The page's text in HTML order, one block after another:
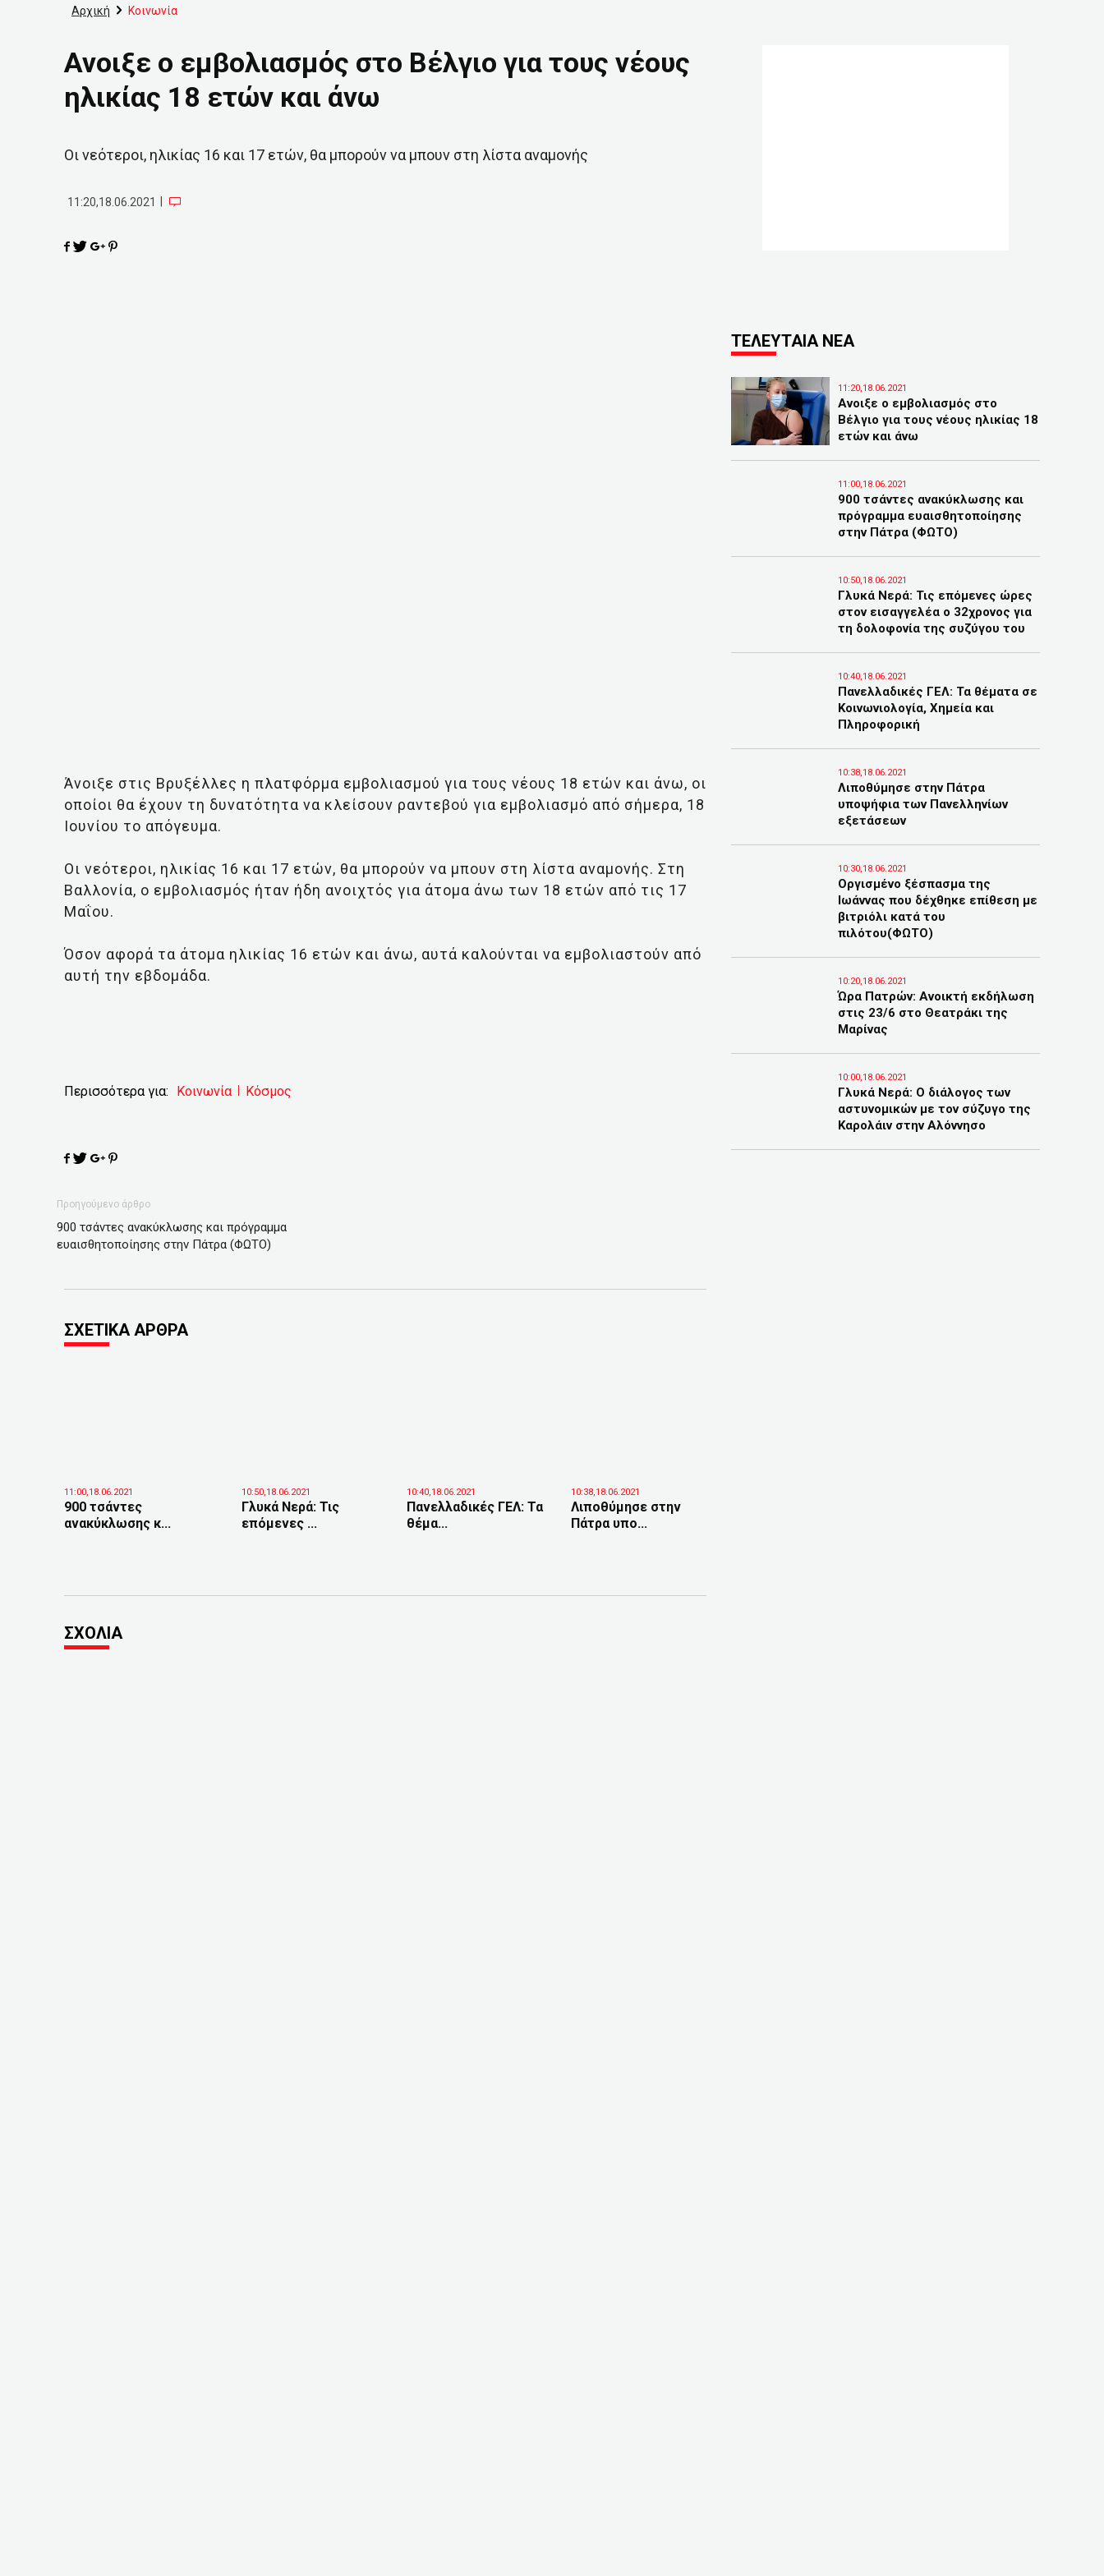
Αρχική Κοινωνία
Ανοιξε ο εμβολιασμός στο Βέλγιο για τους νέους
ηλικίας 18 ετών και άνω
Οι νεότεροι, ηλικίας 16 και 17 ετών, θα μπορούν να μπουν στη λίστα αναμονής
11:20,18.06.2021
Άνοιξε στις Βρυξέλλες η πλατφόρμα εμβολιασμού για τους νέους 18 ετών και άνω, οι
οποίοι θα έχουν τη δυνατότητα να κλείσουν ραντεβού για εμβολιασμό από σήμερα, 18
Ιουνίου το απόγευμα.
Οι νεότεροι, ηλικίας 16 και 17 ετών, θα μπορούν να μπουν στη λίστα αναμονής. Στη
Βαλλονία, ο εμβολιασμός ήταν ήδη ανοιχτός για άτομα άνω των 18 ετών από τις 17
Μαΐου.
Όσον αφορά τα άτομα ηλικίας 16 ετών και άνω, αυτά καλούνται να εμβολιαστούν από
αυτή την εβδομάδα.
Περισσότερα για: Κοινωνία Κόσμος
Προηγούμενο άρθρο
900 τσάντες ανακύκλωσης και πρόγραμμα
ευαισθητοποίησης στην Πάτρα (ΦΩΤΟ)
ΣΧΕΤΙΚΑ ΑΡΘΡΑ
11:00,18.06.2021
900 τσάντες
ανακύκλωσης κ...
10:50,18.06.2021
Γλυκά Νερά: Τις
επόμενες ...
10:40,18.06.2021
Πανελλαδικές ΓΕΛ: Τα
θέμα...
10:38,18.06.2021
Λιποθύμησε στην
Πάτρα υπο...
ΣΧΟΛΙΑ
ΤΕΛΕΥΤΑΙΑ ΝΕΑ
11:20,18.06.2021
Ανοιξε ο εμβολιασμός στο
Βέλγιο για τους νέους ηλικίας 18
ετών και άνω
11:00,18.06.2021
900 τσάντες ανακύκλωσης και
πρόγραμμα ευαισθητοποίησης
στην Πάτρα (ΦΩΤΟ)
10:50,18.06.2021
Γλυκά Νερά: Τις επόμενες ώρες
στον εισαγγελέα ο 32χρονος για
τη δολοφονία της συζύγου του
10:40,18.06.2021
Πανελλαδικές ΓΕΛ: Τα θέματα σε
Κοινωνιολογία, Χημεία και
Πληροφορική
10:38,18.06.2021
Λιποθύμησε στην Πάτρα
υποψήφια των Πανελληνίων
εξετάσεων
10:30,18.06.2021
Οργισμένο ξέσπασμα της
Ιωάννας που δέχθηκε επίθεση με
βιτριόλι κατά του
πιλότου(ΦΩΤΟ)
10:20,18.06.2021
Ώρα Πατρών: Ανοικτή εκδήλωση
στις 23/6 στο Θεατράκι της
Μαρίνας
10:00,18.06.2021
Γλυκά Νερά: Ο διάλογος των
αστυνομικών με τον σύζυγο της
Καρολάιν στην Αλόννησο